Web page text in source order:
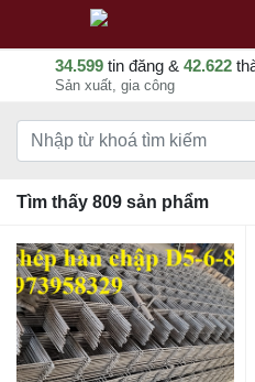
34.599 tin đăng & 42.622
Sản xuất, gia công
Tìm thấy 809 sản phẩm